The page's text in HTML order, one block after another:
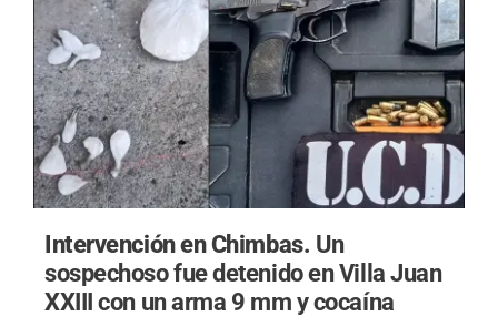
Intervención en Chimbas. Un
sospechoso fue detenido en Villa Juan
XXIII con un arma 9 mm y cocaína